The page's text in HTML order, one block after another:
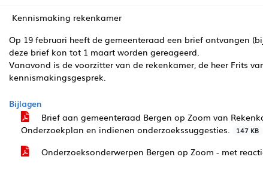
Kennismaking rekenkamer
Op 19 februari heeft de gemeenteraad een brief ontvangen
deze brief kon tot 1 maart worden gereageerd.
Vanavond is de voorzitter van de rekenkamer, de heer Frits
kennismakingsgesprek.
Bijlagen
Brief aan gemeenteraad Bergen op Zoom van
Onderzoekplan en indienen onderzoekssuggesties.
147 KB
Onderzoeksonderwerpen Bergen op Zoom - met